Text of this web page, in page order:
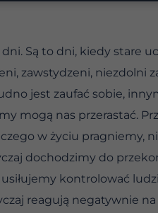
dni. Są to dni, kiedy stare
zawstydzeni, niezdolni
jest zaufać sobie,
mogą nas przerastać.
w życiu pragniemy,
dochodzimy do
kontrolować
reagują negatywnie